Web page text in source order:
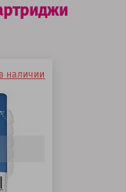
наличии